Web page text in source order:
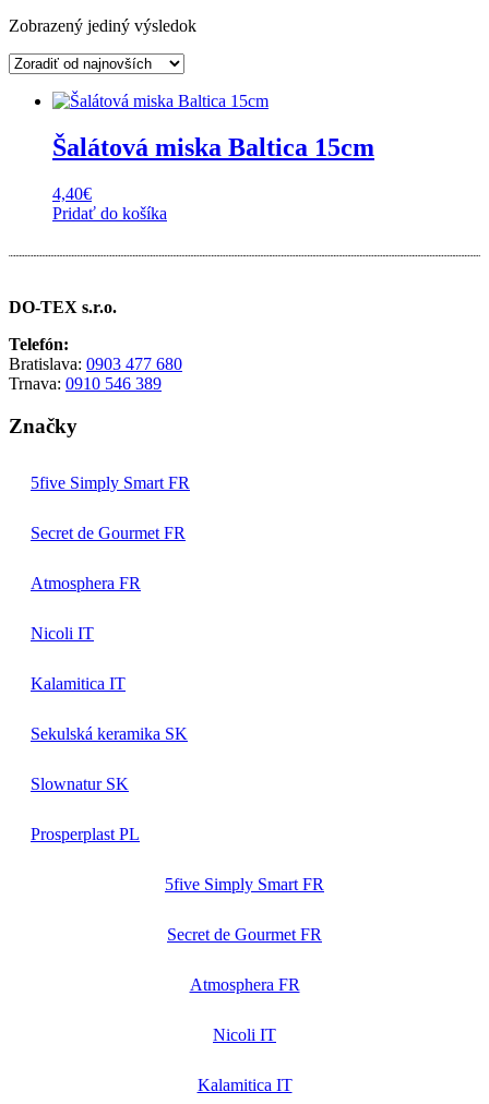
Zobrazený jediný výsledok
Šalátová miska Baltica 15cm
4,40€
Pridať do košíka
DO-TEX s.r.o.
Telefón:
Bratislava: 0903 477 680
Trnava: 0910 546 389
Značky
5five Simply Smart FR
Secret de Gourmet FR
Atmosphera FR
Nicoli IT
Kalamitica IT
Sekulská keramika SK
Slownatur SK
Prosperplast PL
5five Simply Smart FR
Secret de Gourmet FR
Atmosphera FR
Nicoli IT
Kalamitica IT